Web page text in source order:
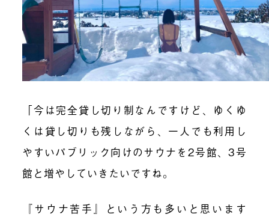
「今は完全貸し切り制なんですけど、ゆくゆ
くは貸し切りも残しながら、一人でも利用し
やすいパブリック向けのサウナを2号館、3号
館と増やしていきたいですね。
『サウナ苦手』という方も多いと思います